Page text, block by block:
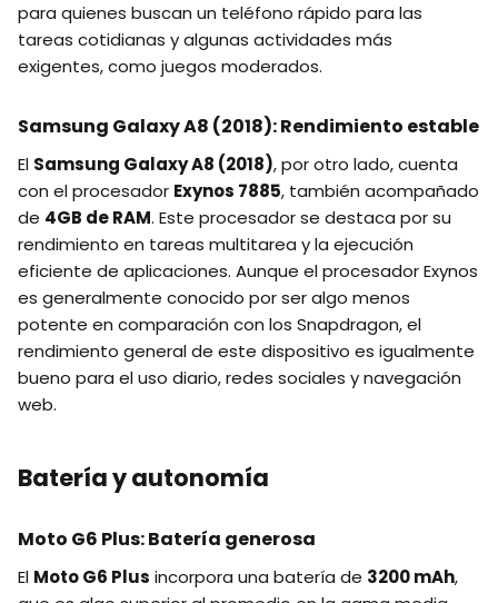
para quienes buscan un teléfono rápido para las
tareas cotidianas y algunas actividades más
exigentes, como juegos moderados.
Samsung Galaxy A8 (2018): Rendimiento estable
El Samsung Galaxy A8 (2018), por otro lado, cuenta
con el procesador Exynos 7885, también acompañado
de 4GB de RAM. Este procesador se destaca por su
rendimiento en tareas multitarea y la ejecución
eficiente de aplicaciones. Aunque el procesador Exynos
es generalmente conocido por ser algo menos
potente en comparación con los Snapdragon, el
rendimiento general de este dispositivo es igualmente
bueno para el uso diario, redes sociales y navegación
web.
Batería y autonomía
Moto G6 Plus: Batería generosa
El Moto G6 Plus incorpora una batería de 3200 mAh,